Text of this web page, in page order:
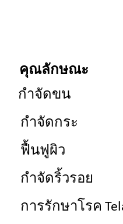
คุณลักษณะ
กำจัดขน
กำจัดกระ
ฟื้นฟูผิว
กำจัดริ้วรอย
การรักษาโรค